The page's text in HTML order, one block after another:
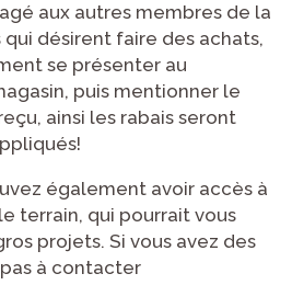
aux autres membres de la
désirent faire des achats,
se présenter au
puis mentionner le
ainsi les rabais seront
également avoir accès à
terrain, qui pourrait vous
projets. Si vous avez des
à contacter